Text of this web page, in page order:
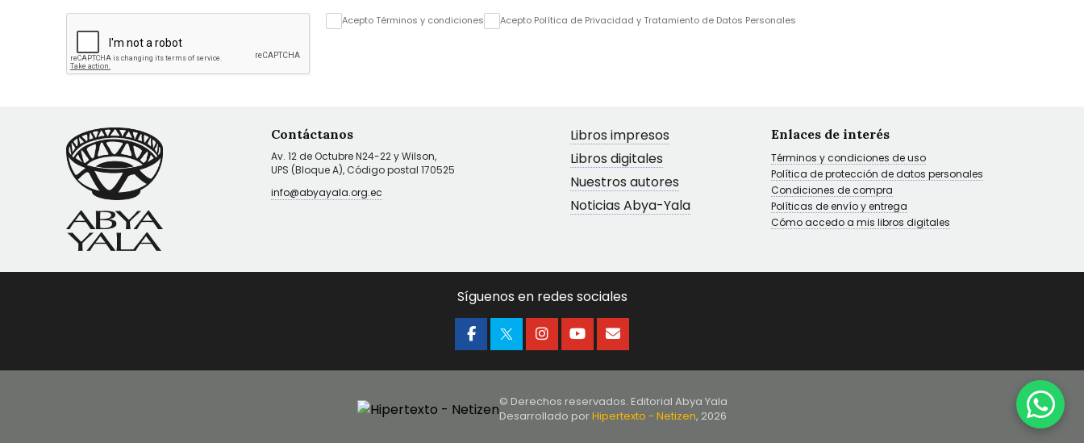
Acepto Términos y condiciones Acepto Política de Privacidad y Tratamiento de Datos Personales
Contáctanos
Av. 12 de Octubre N24-22 y Wilson,
UPS (Bloque A), Código postal 170525
info@abyayala.org.ec
Libros impresos
Libros digitales
Nuestros autores
Noticias Abya-Yala
Enlaces de interés
Términos y condiciones de uso
Política de protección de datos personales
Condiciones de compra
Políticas de envío y entrega
Cómo accedo a mis libros digitales
Síguenos en redes sociales
© Derechos reservados. Editorial Abya Yala
Desarrollado porHipertexto - Netizen, 2026